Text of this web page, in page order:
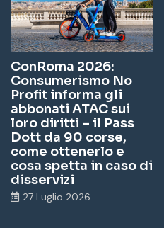
ConRoma 2026:
Consumerismo No
Profit informa gli
abbonati ATAC sui
loro diritti – il Pass
Dott da 90 corse,
come ottenerlo e
cosa spetta in caso di
disservizi
27 Luglio 2026